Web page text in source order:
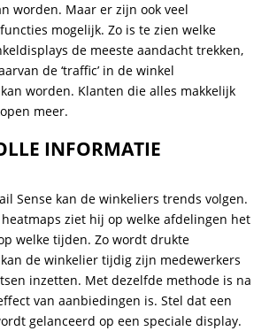
worden. Maar er zijn ook veel
mogelijk. Zo is te zien welke
de meeste aandacht trekken,
de ‘traffic’ in de winkel
worden. Klanten die alles makkelijk
meer.
INFORMATIE
Sense kan de winkeliers trends volgen.
ziet hij op welke afdelingen het
welke tijden. Zo wordt drukte
de winkelier tijdig zijn medewerkers
inzetten. Met dezelfde methode is na
van aanbiedingen is. Stel dat een
gelanceerd op een speciale display.